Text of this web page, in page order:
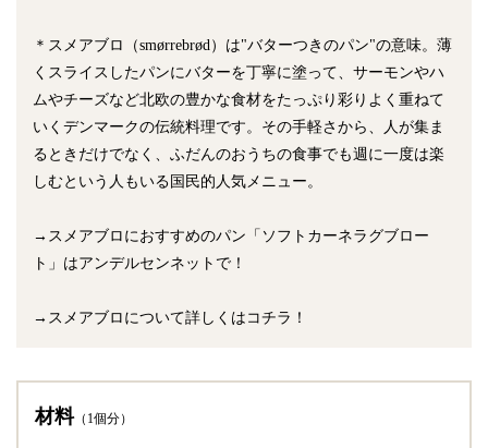
＊スメアブロ（smørrebrød）は"バターつきのパン"の意味。薄
くスライスしたパンにバターを丁寧に塗って、サーモンやハ
ムやチーズなど北欧の豊かな食材をたっぷり彩りよく重ねて
いくデンマークの伝統料理です。その手軽さから、人が集ま
るときだけでなく、ふだんのおうちの食事でも週に一度は楽
しむという人もいる国民的人気メニュー。
→スメアブロにおすすめのパン「ソフトカーネラグブロー
ト」はアンデルセンネットで！
→スメアブロについて詳しくはコチラ！
材料（1個分）